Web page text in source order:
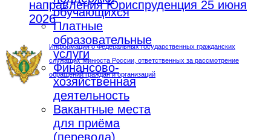
обучающихся
Платные
образовательные
услуги
Финансово-
хозяйственная
деятельность
Вакантные места
для приёма
(перевода)
направления Юриспруденция 25 июня
2026
Информация о Федеральных государственных гражданских
служащих Минюста России, ответственных за рассмотрение
обращений граждан и организаций